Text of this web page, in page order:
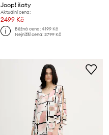
Joop! šaty
Aktuální cena:
2499 Kč
Běžná cena:4199 Kč
Nejnižší cena:2799 Kč